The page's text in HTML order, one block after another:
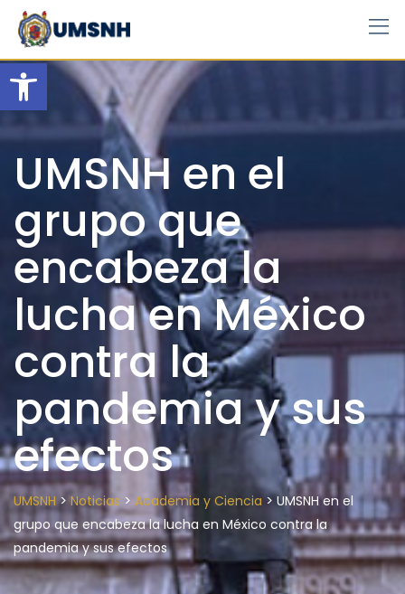
Open toolbar
Skip
content
UMSNH en el
grupo que
encabeza la
lucha en México
contra la
pandemia y sus
efectos
UMSNH> Noticias > Academia y Ciencia >UMSNH en el
grupo que encabeza la lucha en México contra la
pandemia y sus efectos